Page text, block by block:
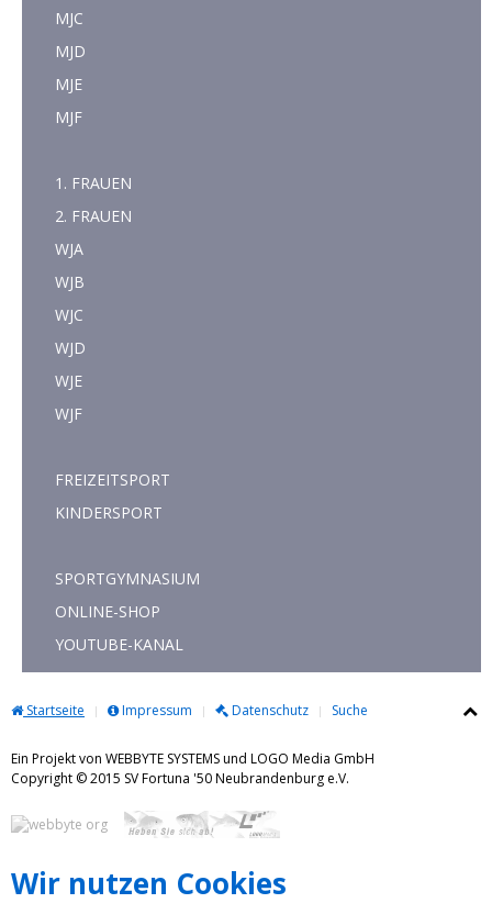
MJC
MJD
MJE
MJF
1. FRAUEN
2. FRAUEN
WJA
WJB
WJC
WJD
WJE
WJF
FREIZEITSPORT
KINDERSPORT
SPORTGYMNASIUM
ONLINE-SHOP
YOUTUBE-KANAL
Startseite Impressum Datenschutz Suche
Ein Projekt von WEBBYTE SYSTEMS und LOGO Media GmbH
Copyright © 2015 SV Fortuna '50 Neubrandenburg e.V.
Wir nutzen Cookies